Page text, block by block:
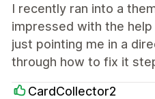
I recently ran into a
impressed with the
just pointing me in a
through how to fix it
CardCollector2